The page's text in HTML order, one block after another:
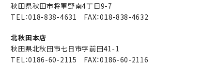
秋田県秋田市将軍野南4丁目9-7
TEL：018-838-4631 FAX：018-838-4632
北秋田本店
秋田県北秋田市七日市字前田41-1
TEL：0186-60-2115 FAX：0186-60-2116